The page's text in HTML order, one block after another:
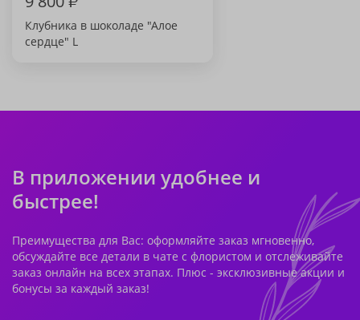
Клубника в шоколаде "Алое
сердце" L
В приложении удобнее и
быстрее!
Преимущества для Вас: оформляйте заказ мгновенно,
обсуждайте все детали в чате с флористом и отслеживайте
заказ онлайн на всех этапах. Плюс - эксклюзивные акции и
бонусы за каждый заказ!